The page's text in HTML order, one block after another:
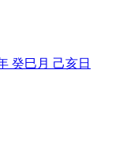
癸巳月 己亥日